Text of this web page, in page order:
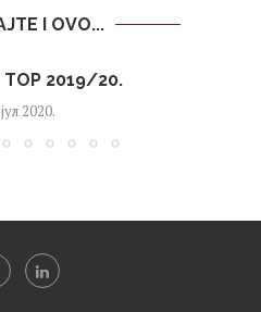
I OVO...
TOP 2019/20.
2020.